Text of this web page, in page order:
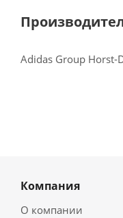
Adidas Group Horst-
Компания
О компании